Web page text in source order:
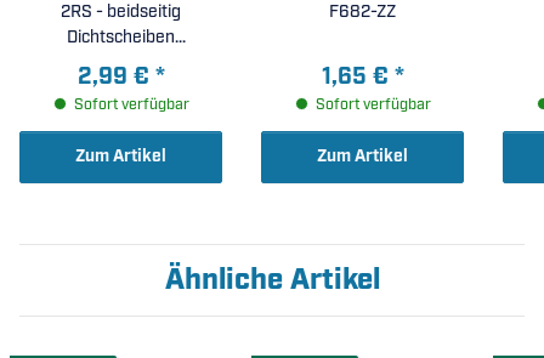
2RS - beidseitig
Dichtscheiben
(35x47x7mm)
2,99 € *
Sofort verfügbar
Zum Artikel
F682-ZZ
1,65 € *
Sofort verfügbar
Zum Artikel
Ähnliche Artikel